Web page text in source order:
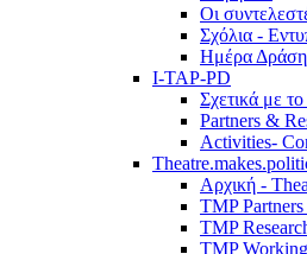
Οι
Σχόλια -
Ημέρα
I-TAP-PD
Σχετικά με
Partners &
Activities-
Αρχική -
TMP
TMP
TMP